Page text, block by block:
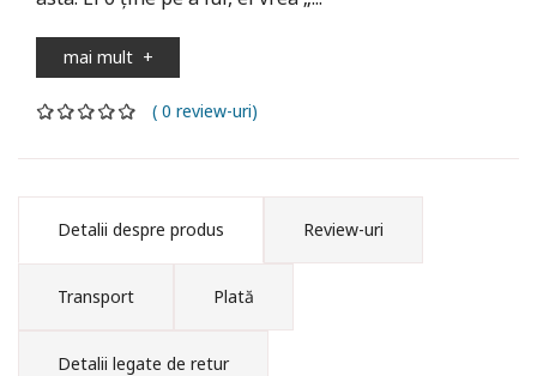
mai mult +
( 0 review-uri)
Detalii despre produs Review-uri
Transport Plată
Detalii legate de retur